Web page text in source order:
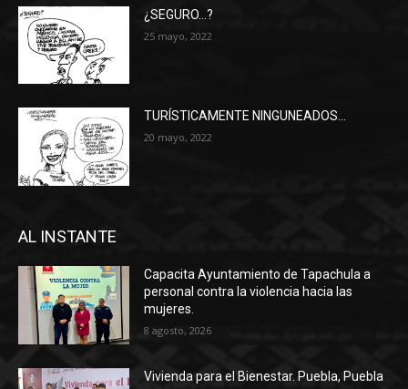
¿SEGURO…?
25 mayo, 2022
TURÍSTICAMENTE NINGUNEADOS…
20 mayo, 2022
AL INSTANTE
Capacita Ayuntamiento de Tapachula a
personal contra la violencia hacia las
mujeres.
8 agosto, 2026
Vivienda para el Bienestar. Puebla, Puebla